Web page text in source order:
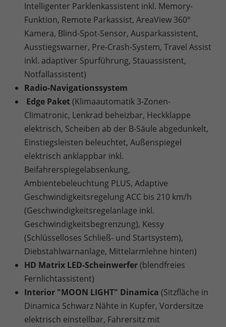
Intelligenter Parklenkassistent inkl. Memory-
Funktion, Remote Parkassist, AreaView 360°
Kamera, Blind-Spot-Sensor, Ausparkassistent,
Ausstiegswarner, Pre-Crash-System, Travel Assist
inkl. adaptiver Spurführung, Stauassistent,
Notfallassistent)
Radio-Navigationssystem
Edge Paket(Klimaautomatik 3-Zonen-
Climatronic, Lenkrad beheizbar, Heckklappe
elektrisch, Scheiben ab der B-Säule abgedunkelt,
Einstiegsleisten beleuchtet, Außenspiegel
elektrisch anklappbar inkl.
Beifahrerspiegelabsenkung,
Ambientebeleuchtung PLUS, Adaptive
Geschwindigkeitsregelung ACC bis 210 km/h
(Geschwindigkeitsregelanlage inkl.
Geschwindigkeitsbegrenzung), Kessy
(Schlüsselloses Schließ- und Startsystem),
Diebstahlwarnanlage, Mittelarmlehne hinten)
HD Matrix LED-Scheinwerfer(blendfreies
Fernlichtassistent)
Interior "MOON LIGHT" Dinamica (Sitzfläche in
Dinamica Schwarz Nähte in Kupfer, Vordersitze
elektrisch einstellbar, Fahrersitz mit